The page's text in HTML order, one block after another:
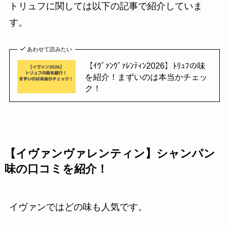
トリュフに関しては以下の記事で紹介していま
す。
あわせて読みたい
【ｲｳﾞｧﾝｳﾞｧﾚﾝﾃｨﾝ2026】ﾄﾘｭﾌの味
を紹介！まずいのは本当かチェッ
ク！
【イヴァンヴァレンティン】シャンパン
味の口コミを紹介！
イヴァンではどの味も人気です。